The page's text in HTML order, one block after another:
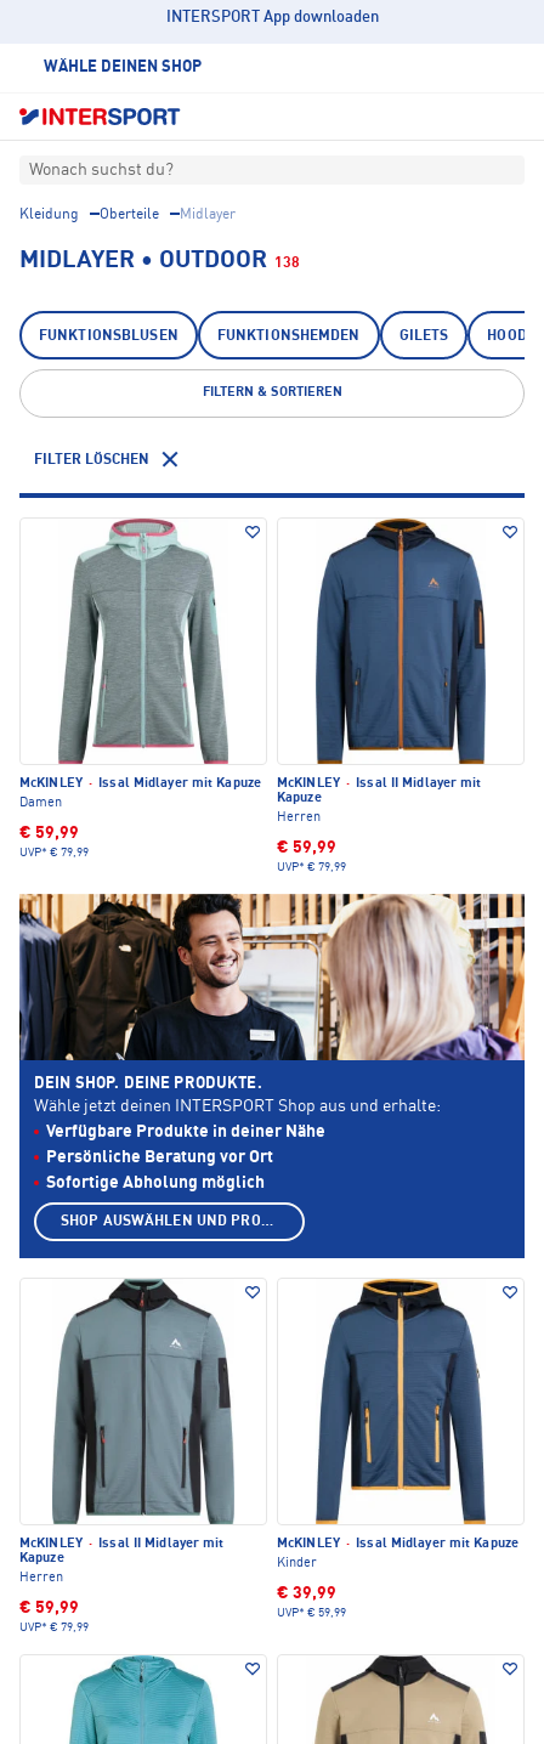
INTERSPORT App downloaden
WÄHLE DEINEN SHOP
Wonach suchst du?
Kleidung Oberteile Midlayer
MIDLAYER • OUTDOOR 138
FUNKTIONSBLUSEN FUNKTIONSHEMDEN GILETS
FILTERN & SORTIEREN
FILTER LÖSCHEN
McKINLEY ·
Issal Midlayer mit Kapuze
Damen
€ 59,99
UVP* € 79,99
McKINLEY ·
Issal II Midlayer mit
Kapuze
Herren
€ 59,99
UVP* € 79,99
McKINLEY · Issal II Midlayer mit
Kapuze
Herren
€ 59,99
UVP* € 79,99
McKINLEY · Issal Midlayer mit Kapuze
Kinder
€ 39,99
UVP* € 59,99
DEIN SHOP. DEINE PRODUKTE.
Wähle jetzt deinen INTERSPORT Shop aus und erhalte:
Verfügbare Produkte in deiner Nähe
Persönliche Beratung vor Ort
Sofortige Abholung möglich
SHOP AUSWÄHLEN UND PRODUKTE ANZEIGEN